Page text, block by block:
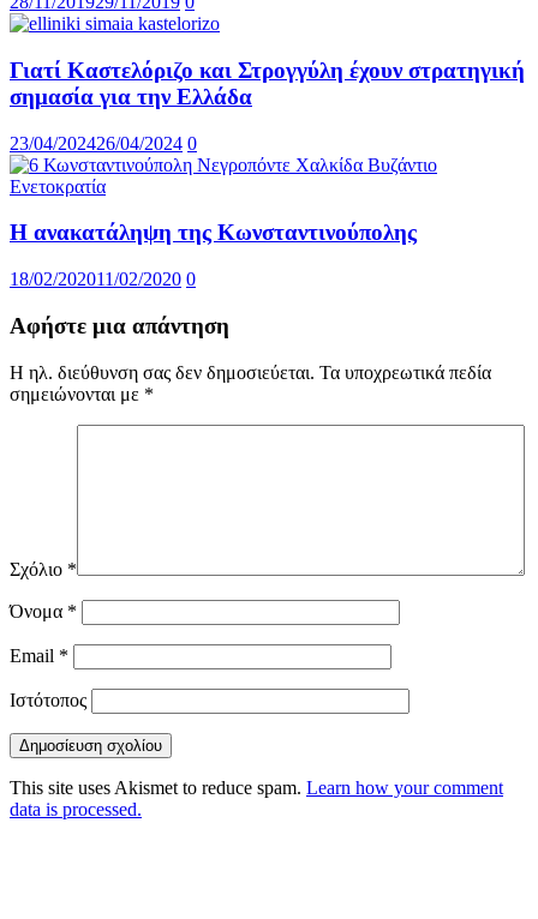
Γιατί Καστελόριζο και Στρογγύλη έχουν στρατηγική
σημασία για την Ελλάδα
23/04/202426/04/2024 0
H ανακατάληψη της Κωνσταντινούπολης
18/02/202011/02/2020 0
Αφήστε μια απάντηση
Η ηλ. διεύθυνση σας δεν δημοσιεύεται. Τα υποχρεωτικά πεδία
σημειώνονται με *
Σχόλιο *
Όνομα *
Email *
Ιστότοπος
This site uses Akismet to reduce spam. Learn how your comment
data is processed.